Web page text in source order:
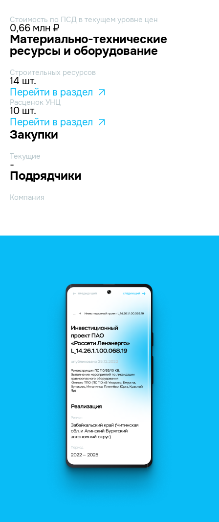
Стоимость по ПСД в текущем уровне цен
0,66 млн ₽
Материально-технические
ресурсы и оборудование
Строительных ресурсов
14 шт.
Перейти в раздел
Расценок УНЦ
10 шт.
Перейти в раздел
Закупки
Текущие
-
Подрядчики
Компания